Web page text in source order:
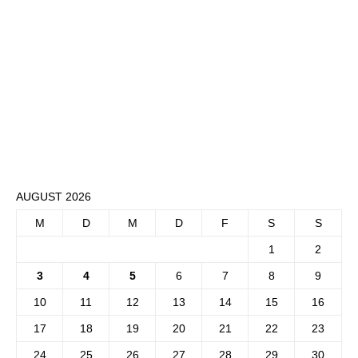
AUGUST 2026
M D M D F S S
1 2
3 4 5 6 7 8 9
10 11 12 13 14 15 16
17 18 19 20 21 22 23
24 25 26 27 28 29 30